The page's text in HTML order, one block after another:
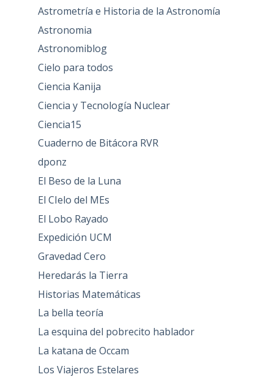
Astrometría e Historia de la Astronomía
Astronomia
Astronomiblog
Cielo para todos
Ciencia Kanija
Ciencia y Tecnología Nuclear
Ciencia15
Cuaderno de Bitácora RVR
dponz
El Beso de la Luna
El CIelo del MEs
El Lobo Rayado
Expedición UCM
Gravedad Cero
Heredarás la Tierra
Historias Matemáticas
La bella teoría
La esquina del pobrecito hablador
La katana de Occam
Los Viajeros Estelares